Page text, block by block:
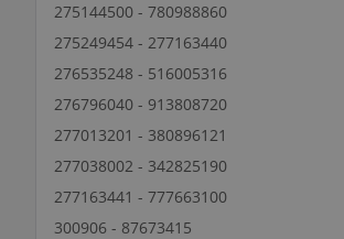
275144500 - 780988860
275249454 - 277163440
276535248 - 516005316
276796040 - 913808720
277013201 - 380896121
277038002 - 342825190
277163441 - 777663100
300906 - 87673415